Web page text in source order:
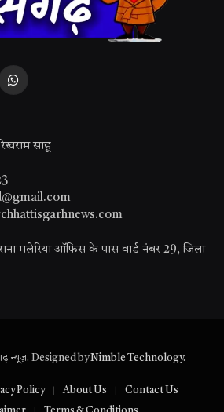
WhatsApp
रेखराम साहू
मलेरिया ऑफिस के पास वार्ड नंबर 29, जिला
न्यूज़. Designed byNimble Technology.
Policy About Us
Contact Us